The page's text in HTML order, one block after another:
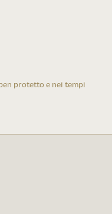
protetto e nei tempi